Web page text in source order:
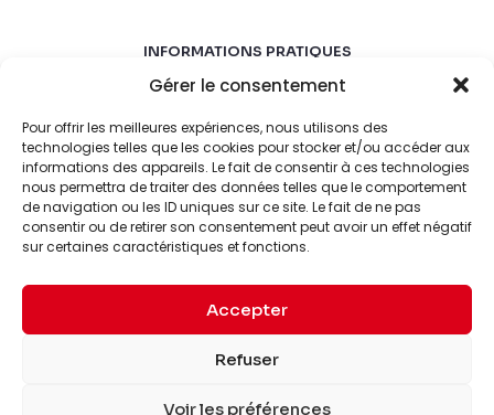
Gérer le consentement
Pour offrir les meilleures expériences, nous utilisons des
technologies telles que les cookies pour stocker et/ou accéder aux
informations des appareils. Le fait de consentir à ces technologies
nous permettra de traiter des données telles que le comportement
de navigation ou les ID uniques sur ce site. Le fait de ne pas
consentir ou de retirer son consentement peut avoir un effet négatif
sur certaines caractéristiques et fonctions.
Accepter
Refuser
Voir les préférences
INFORMATIONS PRATIQUES
MARDI-SAMEDI
LUNDI-DIMANCHE
FERMÉ
© 2026 Nipponzilla. Tous
Mentions